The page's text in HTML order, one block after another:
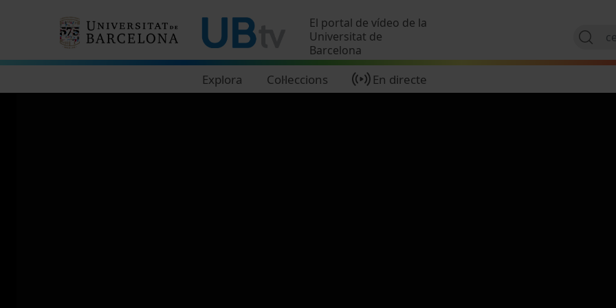
El portal de vídeo de la
Universitat de
Barcelona
Explora Col·leccions En directe